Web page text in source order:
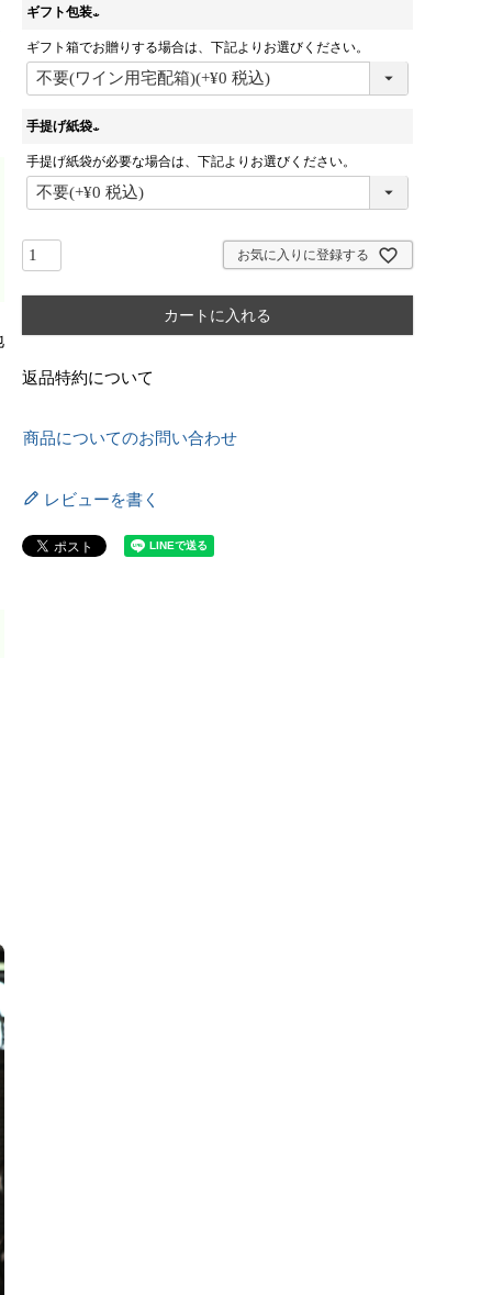
ギフト包装
(
必
須
)
ギフト箱でお贈りする場合は、下記よりお選びください。
手提げ紙袋
(
必
須
手提げ紙袋が必要な場合は、下記よりお選びください。
お気に入りに登録する
カートに入れる
返品特約について
商品についてのお問い合わせ
レビューを書く